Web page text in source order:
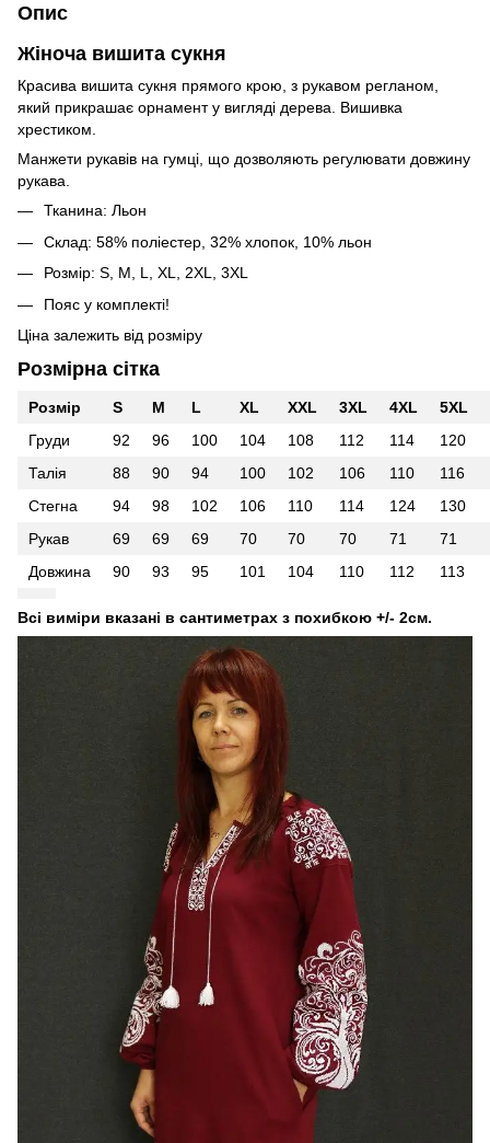
Опис
Жіноча вишита сукня
Красива вишита сукня прямого крою, з рукавом регланом,
який прикрашає орнамент у вигляді дерева. Вишивка
хрестиком.
Манжети рукавів на гумці, що дозволяють регулювати довжину
рукава.
Тканина: Льон
Склад: 58% поліестер, 32% хлопок, 10% льон
Розмір: S, M, L, XL, 2XL, 3XL
Пояс у комплекті!
Ціна залежить від розміру
Розмірна сітка
Розмір S M L XL XXL 3XL 4XL
5XL
Груди
92 96 100 104 108 112 114
120
Талія
88 90 94 100 102 106 110
116
Стегна
94 98 102 106 110 114 124
130
Рукав
69 69 69 70 70 70 71
71
Довжина
90 93 95 101 104 110 112 113
Всі виміри вказані в сантиметрах з похибкою +/- 2см.